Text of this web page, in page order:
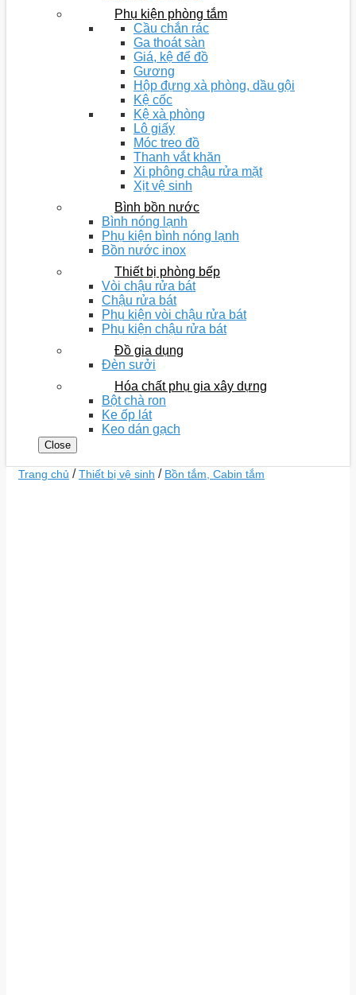
Phụ kiện phòng tắm
Cầu chắn rác
Ga thoát sàn
Giá, kệ để đồ
Gương
Hộp đựng xà phòng, dầu gội
Kệ cốc
Kệ xà phòng
Lô giấy
Móc treo đồ
Thanh vắt khăn
Xi phông chậu rửa mặt
Xịt vệ sinh
Bình bồn nước
Bình nóng lạnh
Phụ kiện bình nóng lạnh
Bồn nước inox
Thiết bị phòng bếp
Vòi chậu rửa bát
Chậu rửa bát
Phụ kiện vòi chậu rửa bát
Phụ kiện chậu rửa bát
Đồ gia dụng
Đèn sưởi
Hóa chất phụ gia xây dựng
Bột chà ron
Ke ốp lát
Keo dán gạch
Close
Trang chủ / Thiết bị vệ sinh / Bồn tắm, Cabin tắm